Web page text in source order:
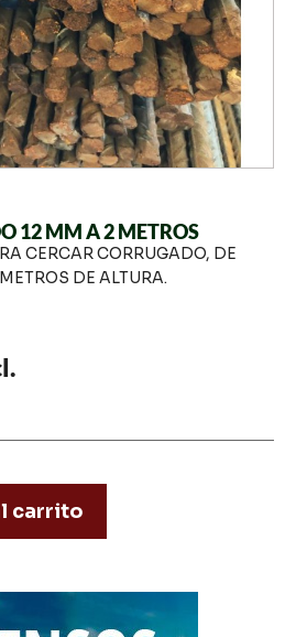
12 MM A 2 METROS
CERCAR CORRUGADO, DE
DE ALTURA.
carrito